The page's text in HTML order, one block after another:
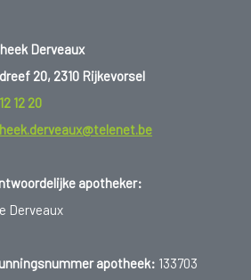
Derveaux
20, 2310 Rijkevorsel
12 20
apotheker:
Derveaux
apotheek: 133703